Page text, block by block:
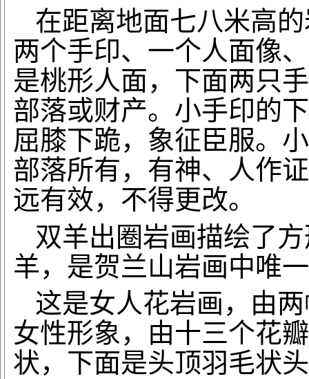
在距离地面七八米高
两个手印、一个人面像
是桃形人面，下面两只
部落或财产。小手印的
屈膝下跪，象征臣服。
部落所有，有神、人作
远有效，不得更改。
双羊出圈岩画描绘了
羊，是贺兰山岩画中唯
这是女人花岩画，由
女性形象，由十三个花
状，下面是头顶羽毛状